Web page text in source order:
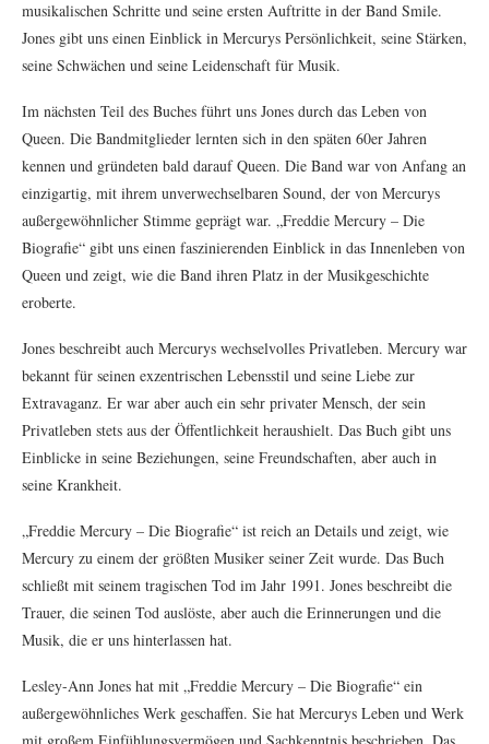
musikalischen Schritte und seine ersten Auftritte in der Band Smile.
Jones gibt uns einen Einblick in Mercurys Persönlichkeit, seine Stärken,
seine Schwächen und seine Leidenschaft für Musik.
Im nächsten Teil des Buches führt uns Jones durch das Leben von
Queen. Die Bandmitglieder lernten sich in den späten 60er Jahren
kennen und gründeten bald darauf Queen. Die Band war von Anfang an
einzigartig, mit ihrem unverwechselbaren Sound, der von Mercurys
außergewöhnlicher Stimme geprägt war. „Freddie Mercury – Die
Biografie“ gibt uns einen faszinierenden Einblick in das Innenleben von
Queen und zeigt, wie die Band ihren Platz in der Musikgeschichte
eroberte.
Jones beschreibt auch Mercurys wechselvolles Privatleben. Mercury war
bekannt für seinen exzentrischen Lebensstil und seine Liebe zur
Extravaganz. Er war aber auch ein sehr privater Mensch, der sein
Privatleben stets aus der Öffentlichkeit heraushielt. Das Buch gibt uns
Einblicke in seine Beziehungen, seine Freundschaften, aber auch in
seine Krankheit.
„Freddie Mercury – Die Biografie“ ist reich an Details und zeigt, wie
Mercury zu einem der größten Musiker seiner Zeit wurde. Das Buch
schließt mit seinem tragischen Tod im Jahr 1991. Jones beschreibt die
Trauer, die seinen Tod auslöste, aber auch die Erinnerungen und die
Musik, die er uns hinterlassen hat.
Lesley-Ann Jones hat mit „Freddie Mercury – Die Biografie“ ein
außergewöhnliches Werk geschaffen. Sie hat Mercurys Leben und Werk